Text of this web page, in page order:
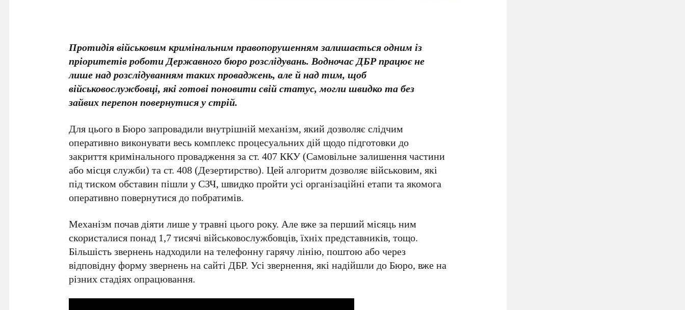
Протидія військовим кримінальним правопорушенням залишається одним із
пріоритетів роботи Державного бюро розслідувань. Водночас ДБР працює не
лише над розслідуванням таких проваджень, але й над тим, щоб
військовослужбовці, які готові поновити свій статус, могли швидко та без
зайвих перепон повернутися у стрій.
Для цього в Бюро запровадили внутрішній механізм, який дозволяє слідчим
оперативно виконувати весь комплекс процесуальних дій щодо підготовки до
закриття кримінального провадження за ст. 407 ККУ (Самовільне залишення частини
або місця служби) та ст. 408 (Дезертирство). Цей алгоритм дозволяє військовим, які
під тиском обставин пішли у СЗЧ, швидко пройти усі організаційні етапи та якомога
оперативно повернутися до побратимів.
Механізм почав діяти лише у травні цього року. Але вже за перший місяць ним
скористалися понад 1,7 тисячі військовослужбовців, їхніх представників, тощо.
Більшість звернень надходили на телефонну гарячу лінію, поштою або через
відповідну форму звернень на сайті ДБР. Усі звернення, які надійшли до Бюро, вже на
різних стадіях опрацювання.